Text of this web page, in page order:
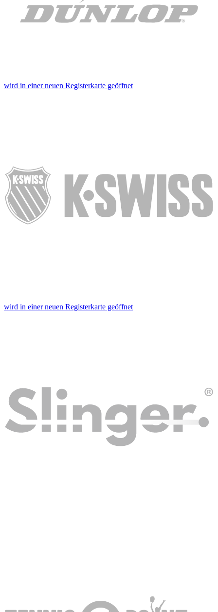
wird in einer neuen Registerkarte geöffnet
wird in einer neuen Registerkarte geöffnet